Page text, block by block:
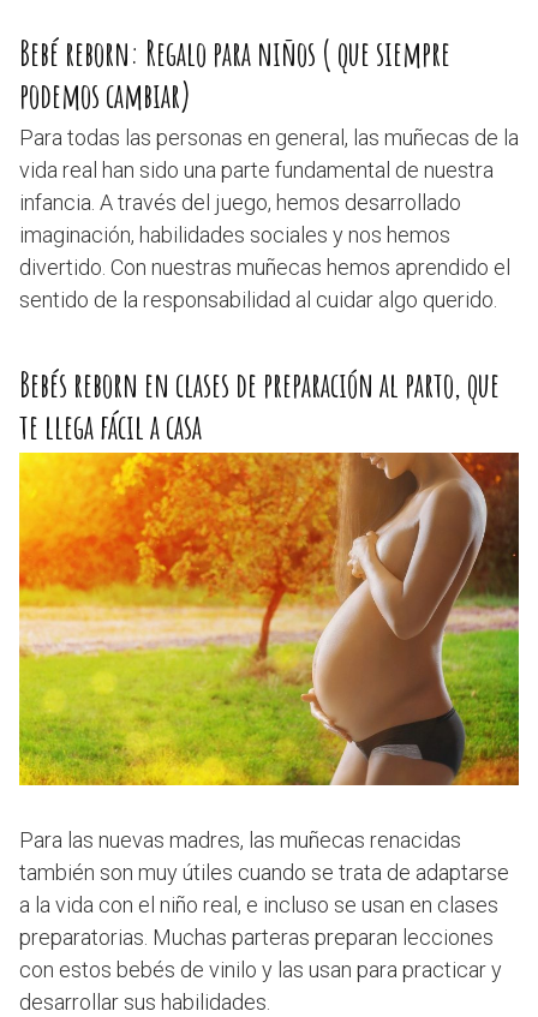
Bebé reborn: Regalo para niños ( que siempre
podemos cambiar)
Para todas las personas en general, las muñecas de la
vida real han sido una parte fundamental de nuestra
infancia. A través del juego, hemos desarrollado
imaginación, habilidades sociales y nos hemos
divertido. Con nuestras muñecas hemos aprendido el
sentido de la responsabilidad al cuidar algo querido.
Bebés reborn en clases de preparación al parto, que
te llega fácil a casa
Para las nuevas madres, las muñecas renacidas
también son muy útiles cuando se trata de adaptarse
a la vida con el niño real, e incluso se usan en clases
preparatorias. Muchas parteras preparan lecciones
con estos bebés de vinilo y las usan para practicar y
desarrollar sus habilidades.